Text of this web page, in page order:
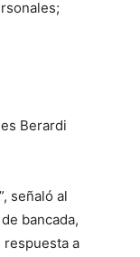
Berardi
señaló al
bancada,
respuesta a